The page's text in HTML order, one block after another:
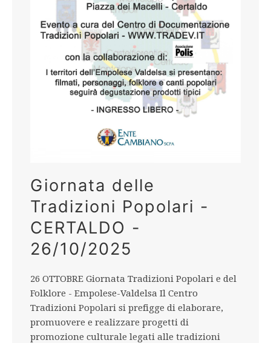
Giornata delle
Tradizioni Popolari -
CERTALDO -
26/10/2025
26 OTTOBRE Giornata Tradizioni Popolari e del
Folklore - Empolese-Valdelsa Il Centro
Tradizioni Popolari si prefigge di elaborare,
promuovere e realizzare progetti di
promozione culturale legati alle tradizioni